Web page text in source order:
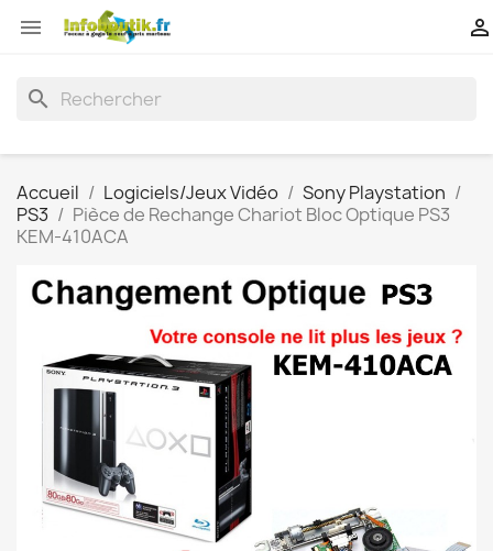
 
search
Accueil Logiciels/Jeux Vidéo
Sony Playstation
PS3
Pièce de Rechange Chariot Bloc Optique PS3
KEM-410ACA